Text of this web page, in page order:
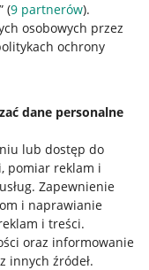
(9 partnerów).
osobowych przez
ochrony
dane personalne
lub dostęp do
pomiar reklam i
. Zapewnienie
i naprawianie
i treści.
oraz informowanie
innych źródeł.